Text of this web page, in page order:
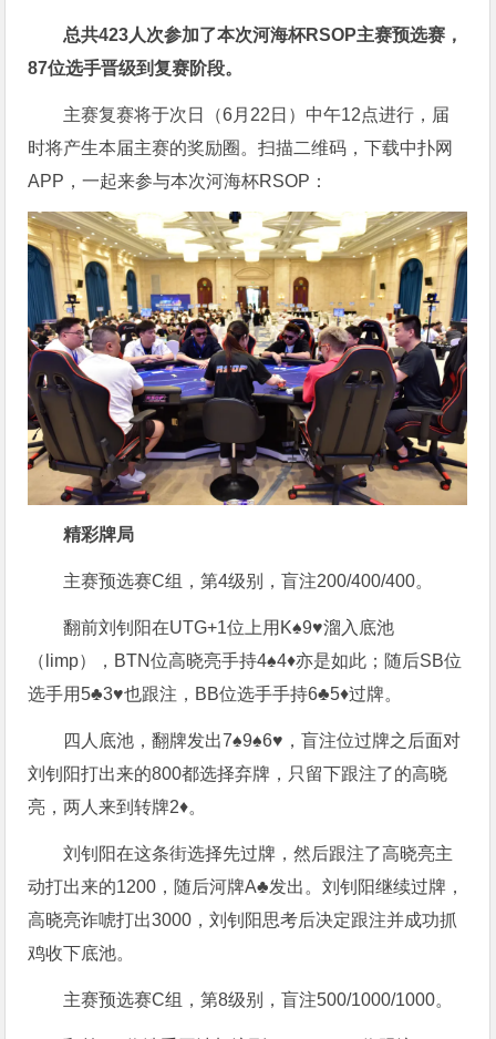
总共423人次参加了本次河海杯RSOP主赛预选赛，
87位选手晋级到复赛阶段。
主赛复赛将于次日（6月22日）中午12点进行，届
时将产生本届主赛的奖励圈。扫描二维码，下载中扑网
APP，一起来参与本次河海杯RSOP：
精彩牌局
主赛预选赛C组，第4级别，盲注200/400/400。
翻前刘钊阳在UTG+1位上用K♠️9♥️溜入底池
（limp），BTN位高晓亮手持4♠️4♦️亦是如此；随后SB位
选手用5♣️3♥️也跟注，BB位选手手持6♣️5♦️过牌。
四人底池，翻牌发出7♠️9♠️6♥️，盲注位过牌之后面对
刘钊阳打出来的800都选择弃牌，只留下跟注了的高晓
亮，两人来到转牌2♦️。
刘钊阳在这条街选择先过牌，然后跟注了高晓亮主
动打出来的1200，随后河牌A♣️发出。刘钊阳继续过牌，
高晓亮诈唬打出3000，刘钊阳思考后决定跟注并成功抓
鸡收下底池。
主赛预选赛C组，第8级别，盲注500/1000/1000。